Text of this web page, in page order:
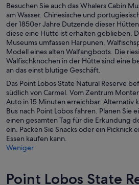
Besuchen Sie auch das Whalers Cabin
am Wasser. Chinesische und
der 1850er Jahre Dutzende dieser
diese eine Hütte ist erhalten geblieben.
Museums umfassen Harpunen,
Modell eines alten Walfangboots. Die
Walfischknochen in der Hütte sind eine
an das einst blutige Geschäft.
Das Point Lobos State Natural Reserve
südlich von Carmel. Vom Zentrum
Auto in 15 Minuten erreichbar. Alternativ
Bus nach Point Lobos fahren. Planen Sie
einen gesamten Tag für die Erkundung
ein. Packen Sie Snacks oder ein Picknick
Essen kaufen kann.
Weniger
Point Lobos State